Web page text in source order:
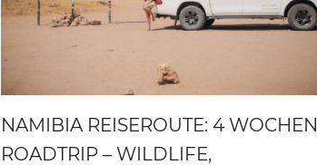
NAMIBIA REISEROUTE: 4 WOCHEN
ROADTRIP – WILDLIFE,